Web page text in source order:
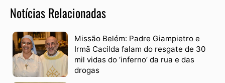
Notícias Relacionadas
Missão Belém: Padre Giampietro e
Irmã Cacilda falam do resgate de 30
mil vidas do ‘inferno’ da rua e das
drogas